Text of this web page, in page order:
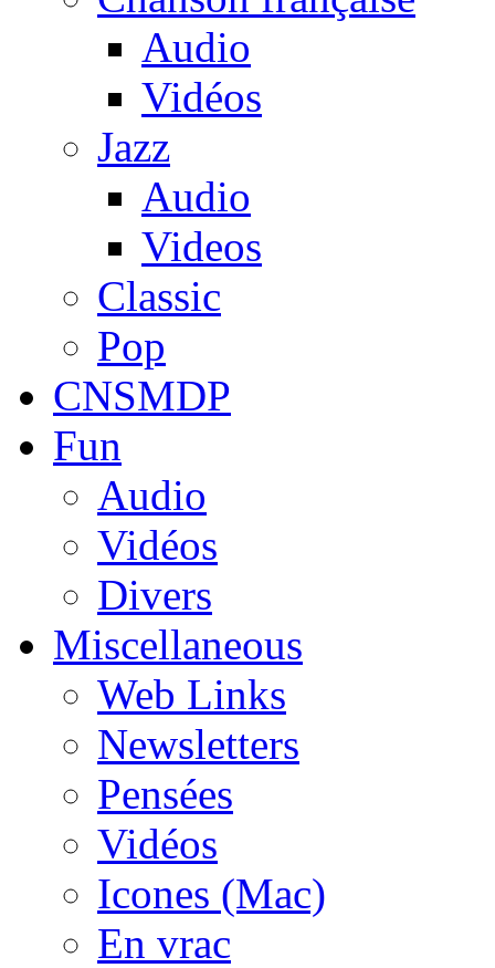
Audio
Vidéos
Jazz
Audio
Videos
Classic
Pop
CNSMDP
Fun
Audio
Vidéos
Divers
Miscellaneous
Web Links
Newsletters
Pensées
Vidéos
Icones (Mac)
En vrac